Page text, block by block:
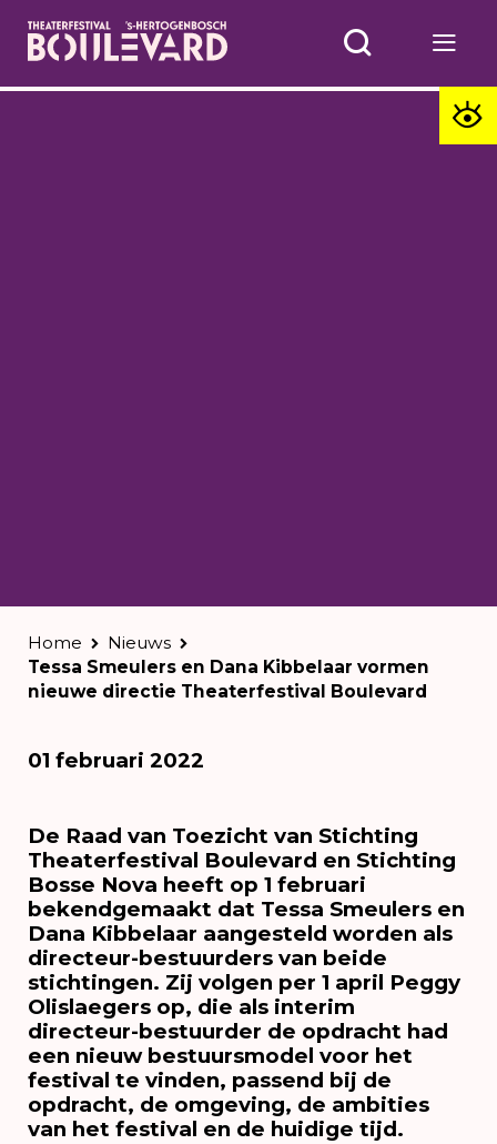
Home
Nieuws
Tessa Smeulers en Dana Kibbelaar vormen
nieuwe directie Theaterfestival Boulevard
01 februari 2022
De Raad van Toezicht van Stichting
Theaterfestival Boulevard en Stichting
Bosse Nova heeft op 1 februari
bekendgemaakt dat Tessa Smeulers en
Dana Kibbelaar aangesteld worden als
directeur-bestuurders van beide
stichtingen. Zij volgen per 1 april Peggy
Olislaegers op, die als interim
directeur-bestuurder de opdracht had
een nieuw bestuursmodel voor het
festival te vinden, passend bij de
opdracht, de omgeving, de ambities
van het festival en de huidige tijd.